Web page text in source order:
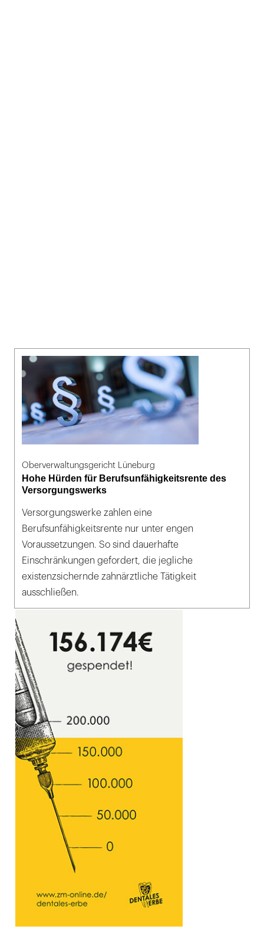
Oberverwaltungsgericht Lüneburg
Hohe Hürden für Berufsunfähigkeitsrente des
Versorgungswerks
Versorgungswerke zahlen eine
Berufsunfähigkeitsrente nur unter engen
Voraussetzungen. So sind dauerhafte
Einschränkungen gefordert, die jegliche
existenzsichernde zahnärztliche Tätigkeit
ausschließen.